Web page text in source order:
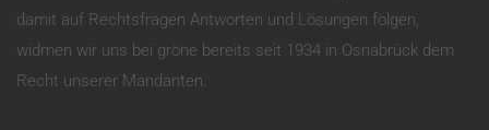
damit auf Rechtsfragen Antworten und Lösungen folgen,
widmen wir uns bei gröne bereits seit 1934 in Osnabrück dem
Recht unserer Mandanten.